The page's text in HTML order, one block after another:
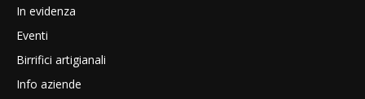
In evidenza
Eventi
Birrifici artigianali
Info aziende